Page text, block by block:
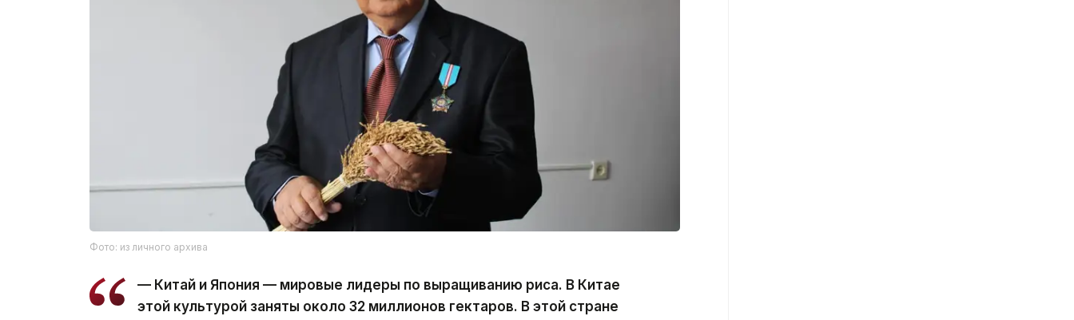
Фото: из личного архива
— Китай и Япония — мировые лидеры по выращиванию риса. В Китае
этой культурой заняты около 32 миллионов гектаров. В этой стране